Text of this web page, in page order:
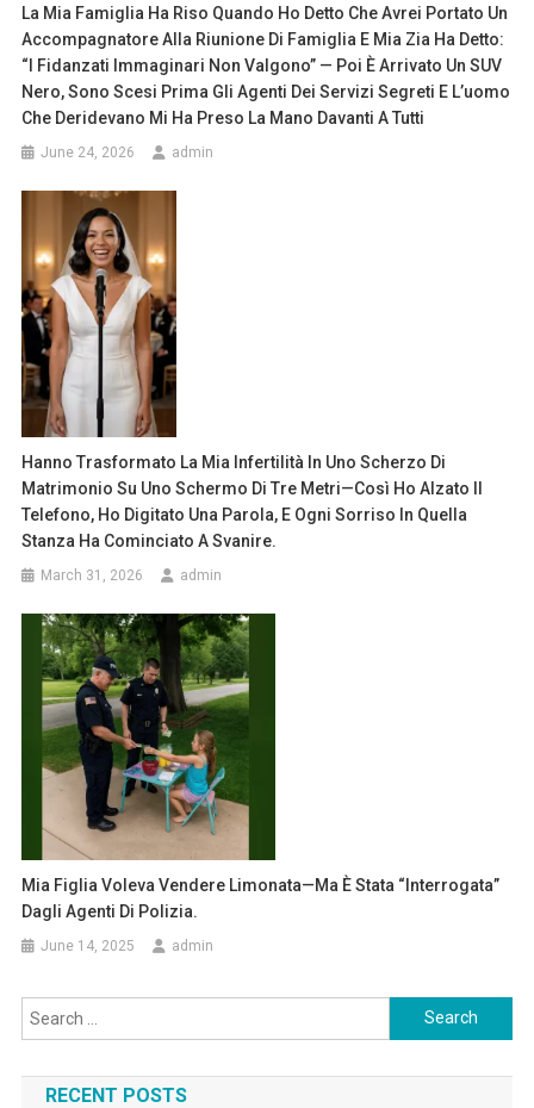
La Mia Famiglia Ha Riso Quando Ho Detto Che Avrei Portato Un
Accompagnatore Alla Riunione Di Famiglia E Mia Zia Ha Detto:
“I Fidanzati Immaginari Non Valgono” — Poi È Arrivato Un SUV
Nero, Sono Scesi Prima Gli Agenti Dei Servizi Segreti E L’uomo
Che Deridevano Mi Ha Preso La Mano Davanti A Tutti
June 24, 2026 admin
Hanno Trasformato La Mia Infertilità In Uno Scherzo Di
Matrimonio Su Uno Schermo Di Tre Metri—Così Ho Alzato Il
Telefono, Ho Digitato Una Parola, E Ogni Sorriso In Quella
Stanza Ha Cominciato A Svanire.
March 31, 2026 admin
Mia Figlia Voleva Vendere Limonata—Ma È Stata “interrogata”
Dagli Agenti Di Polizia.
June 14, 2025 admin
Search
for:
RECENT POSTS